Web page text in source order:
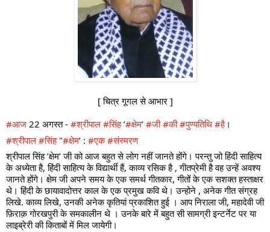
[ चित्र गूगल से आभार ]
#आज 22 अगस्त - #श्रीपाल #सिंह’#क्षेम’ #जी #की #पुण्यतिथि #है।
#श्रीपाल #सिंह"#क्षेम’ : #एक #संस्मरण
श्रीपाल सिंह ’क्षेम’ जी को आज बहुत से लोग नहीं जानते होंगे। परन्तु जो हिंदी साहित्य
के अध्येता है, हिंदी साहित्य के विद्यार्थी हैं, काव्य रसिक है , गीतप्रेमी है वह उन्हें अवश्य
जानते होंगे। क्षेम जी अपने समय के एक समर्थ गीतकार, गीतों के एक सशक्त हस्ताक्षर
थे। हिंदी के छायावादोत्तर काल के एक प्रमुख कवि थे। उन्होने , अनेक गीत संग्रह
लिखे. काव्य लिखे, उनकी अनेक कृतियांप्रकाशित हुई । आप निराला जी, महादेवी जी
फ़िराक़ गोरखपुरी के समकालीन थे । उनके बारे में बहुत सी सामग्री इन्टर्नेट पर या
लाइब्रेरी की किताबों में मिल जायेगी।